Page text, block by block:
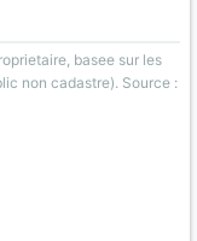
basee sur les
non cadastre). Source :